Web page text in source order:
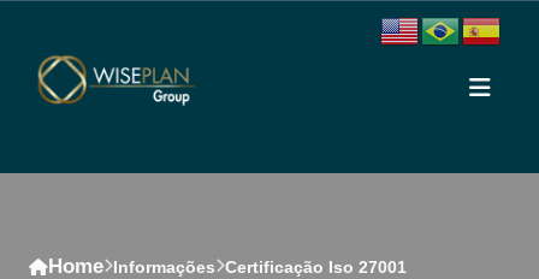
Home Informações Certificação Iso 27001